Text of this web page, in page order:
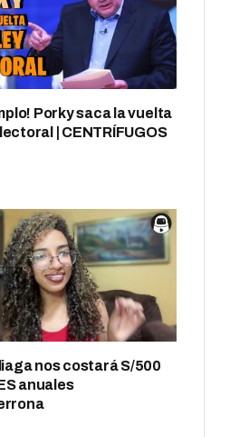
Porky saca la vuelta
| CENTRÍFUGOS
nos costará S/500
anuales